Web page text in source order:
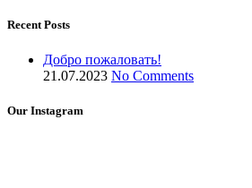
Recent Posts
Добро пожаловать!
21.07.2023 No Comments
Our Instagram